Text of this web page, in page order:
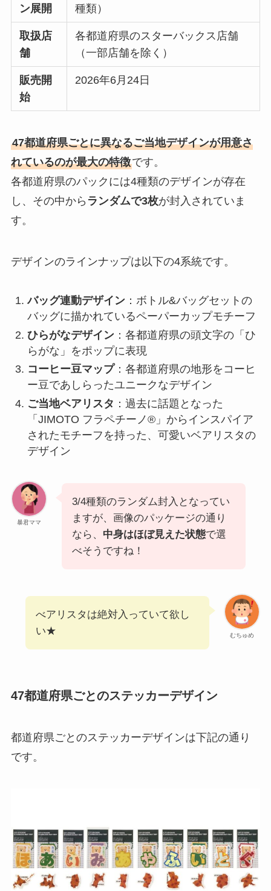
ン展開
種類）
取扱店
舗
各都道府県のスターバックス店舗
（一部店舗を除く）
販売開
始
2026年6月24日
47都道府県ごとに異なるご当地デザインが用意さ
れているのが最大の特徴です。
各都道府県のパックには4種類のデザインが存在
し、その中から ランダムで3枚が封入されていま
す。
デザインのラインナップは以下の4系統です。
バッグ連動デザイン：ボトル&バッグセットの
バッグに描かれているペーパーカップモチーフ
ひらがなデザイン：各都道府県の頭文字の「ひ
らがな」をポップに表現
コーヒー豆マップ：各都道府県の地形をコーヒ
ー豆であしらったユニークなデザイン
ご当地ベアリスタ ：過去に話題となった
「JIMOTO フラペチーノ®」からインスパイア
されたモチーフを持った、可愛いベアリスタの
デザイン
暴君ママ
3/4種類のランダム封入となってい
ますが、画像のパッケージの通り
なら、 中身はほぼ見えた状態で選
べそうですね！
むちゅめ
べアリスタは絶対入っていて欲し
い★
47都道府県ごとのステッカーデザイン
都道府県ごとのステッカーデザインは下記の通り
です。